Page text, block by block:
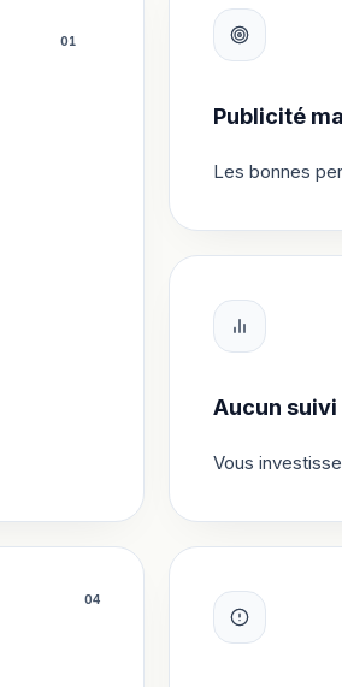
01
Publicité
Les bonnes
Aucun
Vous
04